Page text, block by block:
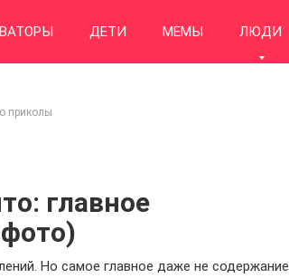
ДЕТИ МЕМЫ ЛЮДИ
приколы
главное
Но самое главное даже не содержание